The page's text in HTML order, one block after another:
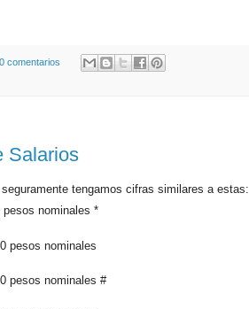
0 comentarios
Salarios
tengamos cifras similares a estas:
pesos nominales *
pesos nominales
pesos nominales #